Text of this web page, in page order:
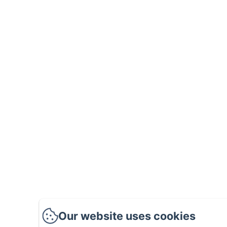
Our website uses cookies